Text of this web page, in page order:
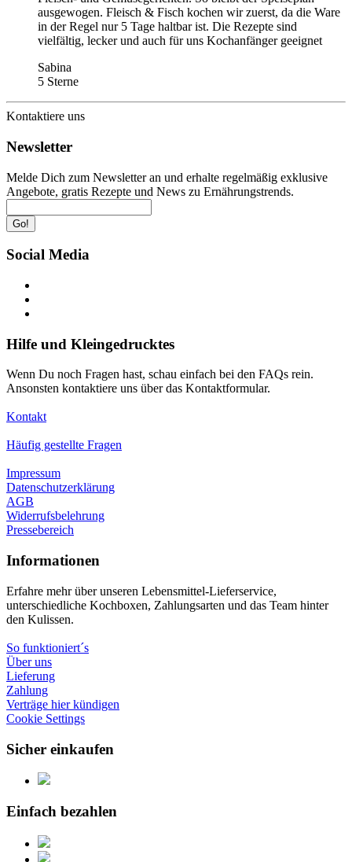
ausgewogen. Fleisch & Fisch kochen wir zuerst, da die Ware
in der Regel nur 5 Tage haltbar ist. Die Rezepte sind
vielfältig, lecker und auch für uns Kochanfänger geeignet
Sabina
5 Sterne
Kontaktiere uns
Newsletter
Melde Dich zum Newsletter an und erhalte regelmäßig exklusive
Angebote, gratis Rezepte und News zu Ernährungstrends.
Go!
Social Media
Hilfe und Kleingedrucktes
Wenn Du noch Fragen hast, schau einfach bei den FAQs rein.
Ansonsten kontaktiere uns über das Kontaktformular.
Kontakt
Häufig gestellte Fragen
Impressum
Datenschutzerklärung
AGB
Widerrufsbelehrung
Pressebereich
Informationen
Erfahre mehr über unseren Lebensmittel-Lieferservice,
unterschiedliche Kochboxen, Zahlungsarten und das Team hinter
den Kulissen.
So funktioniert´s
Über uns
Lieferung
Zahlung
Verträge hier kündigen
Cookie Settings
Sicher einkaufen
Einfach bezahlen